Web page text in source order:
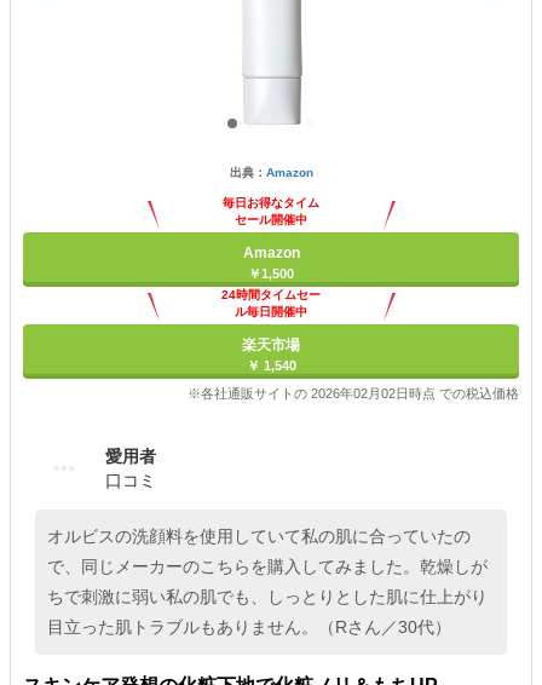
出典： Amazon
毎日お得なタイム
セール開催中
Amazon
￥1,500
24時間タイムセー
ル毎日開催中
楽天市場
￥ 1,540
※各社通販サイトの 2026年02月02日時点 での税込価格
愛用者
口コミ
オルビスの洗顔料を使用していて私の肌に合っていたの
で、同じメーカーのこちらを購入してみました。乾燥しが
ちで刺激に弱い私の肌でも、しっとりとした肌に仕上がり
目立った肌トラブルもありません。（Rさん／30代）